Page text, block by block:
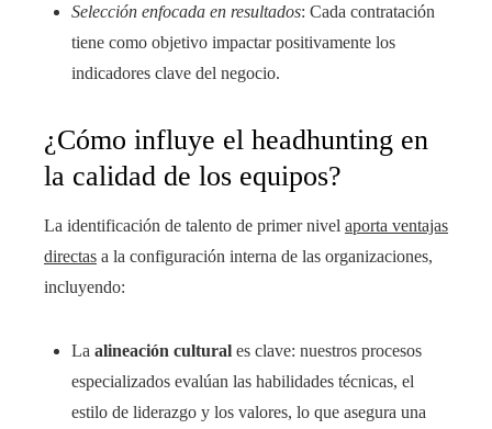
Selección enfocada en resultados: Cada contratación
tiene como objetivo impactar positivamente los
indicadores clave del negocio.
¿Cómo influye el headhunting en
la calidad de los equipos?
La identificación de talento de primer nivel aporta ventajas
directas a la configuración interna de las organizaciones,
incluyendo:
La alineación cultural es clave: nuestros procesos
especializados evalúan las habilidades técnicas, el
estilo de liderazgo y los valores, lo que asegura una